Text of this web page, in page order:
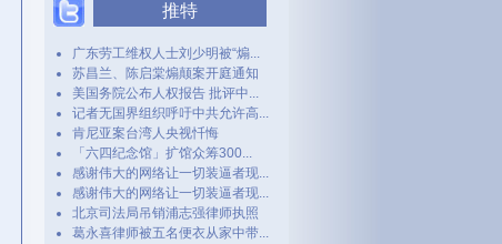
推特
广东劳工维权人士刘少明被“煽...
苏昌兰、陈启棠煽颠案开庭通知
美国务院公布人权报告 批评中...
记者无国界组织呼吁中共允许高...
肯尼亚案台湾人央视忏悔
「六四纪念馆」扩馆众筹300...
感谢伟大的网络让一切装逼者现...
感谢伟大的网络让一切装逼者现...
北京司法局吊销浦志强律师执照
葛永喜律师被五名便衣从家中带...